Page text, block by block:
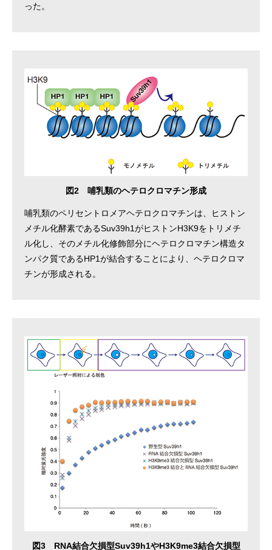
った。
図2 哺乳類のヘテロクロマチン形成
哺乳類のペリセントロメアヘテロクロマチンは、ヒストン
メチル化酵素であるSuv39h1がヒストンH3K9をトリメチ
ル化し、そのメチル化修飾部分にヘテロクロマチン構造タ
ンパク質であるHP1が結合することにより、ヘテロクロマ
チンが形成される。
図3 RNA結合欠損型Suv39h1やH3K9me3結合欠損型